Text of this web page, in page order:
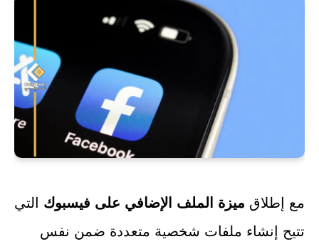
مع إطلاق ميزة الملف الإضافي على فيسبوك التي
تتيح إنشاء ملفات شخصية متعددة ضمن نفس